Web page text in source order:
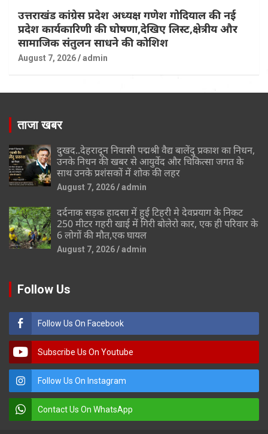
उत्तराखंड कांग्रेस प्रदेश अध्यक्ष गणेश गोदियाल की नई
प्रदेश कार्यकारिणी की घोषणा,देखिए लिस्ट,क्षेत्रीय और
सामाजिक संतुलन साधने की कोशिश
August 7, 2026 admin
ताजा खबर
दुखद..देहरादून निवासी पद्मश्री वैद्य बालेंदु प्रकाश का निधन,
उनके निधन की खबर से आयुर्वेद और चिकित्सा जगत के
साथ उनके प्रशंसकों में शोक की लहर
August 7, 2026 admin
दर्दनाक सड़क हादसा में हुई टिहरी मे देवप्रयाग के निकट
250 मीटर गहरी खाई में गिरी बोलेरो कार, एक ही परिवार के
6 लोगों की मौत,एक घायल
August 7, 2026 admin
Follow Us
Follow Us On Facebook
Subscribe Us On Youtube
Follow Us On Instagram
Contact Us On WhatsApp